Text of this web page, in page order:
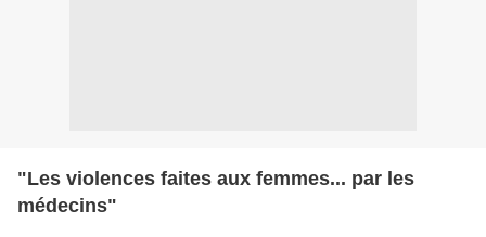
"Les violences faites aux femmes... par les
médecins"